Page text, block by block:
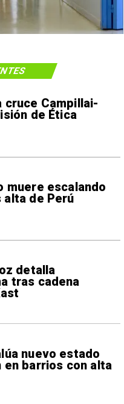
cruce Campillai-
de Ética
muere escalando
alta de Perú
detalla
tras cadena
nuevo estado
en barrios con alta